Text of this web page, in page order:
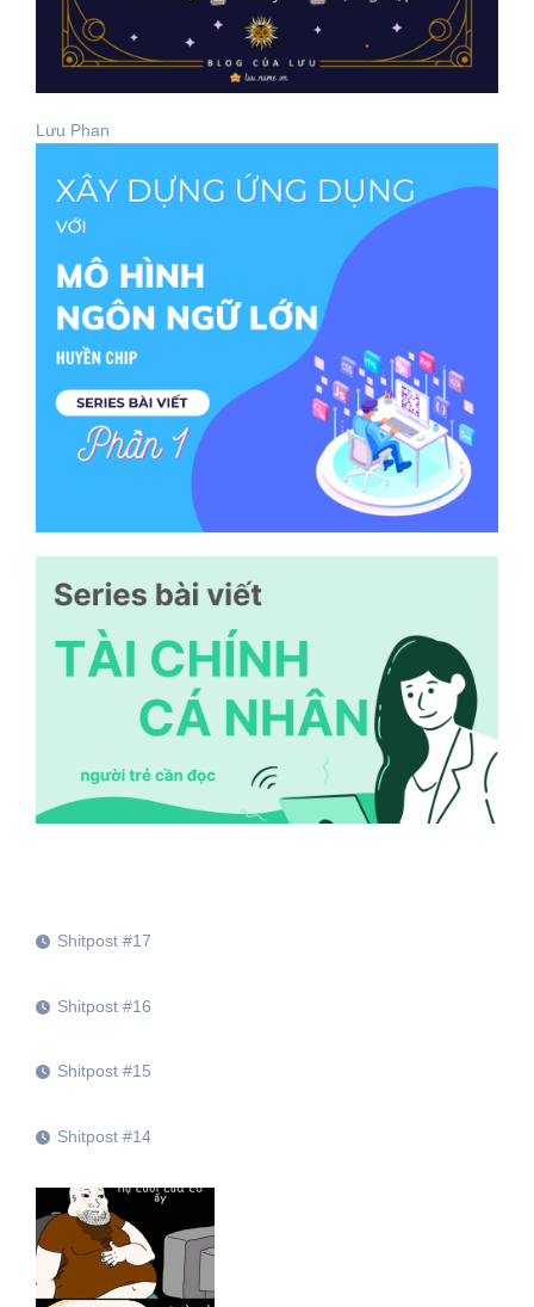
Lưu Phan
Shitpost #17
Shitpost #16
Shitpost #15
Shitpost #14